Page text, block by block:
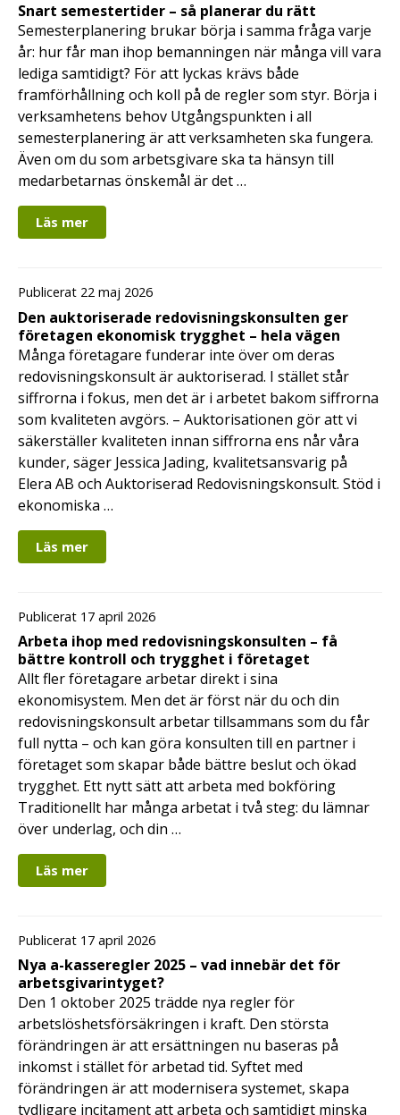
Snart semestertider – så planerar du rätt
Semesterplanering brukar börja i samma fråga varje
år: hur får man ihop bemanningen när många vill vara
lediga samtidigt? För att lyckas krävs både
framförhållning och koll på de regler som styr. Börja i
verksamhetens behov Utgångspunkten i all
semesterplanering är att verksamheten ska fungera.
Även om du som arbetsgivare ska ta hänsyn till
medarbetarnas önskemål är det …
Läs mer
Publicerat 22 maj 2026
Den auktoriserade redovisningskonsulten ger
företagen ekonomisk trygghet – hela vägen
Många företagare funderar inte över om deras
redovisningskonsult är auktoriserad. I stället står
siffrorna i fokus, men det är i arbetet bakom siffrorna
som kvaliteten avgörs. – Auktorisationen gör att vi
säkerställer kvaliteten innan siffrorna ens når våra
kunder, säger Jessica Jading, kvalitetsansvarig på
Elera AB och Auktoriserad Redovisningskonsult. Stöd i
ekonomiska …
Läs mer
Publicerat 17 april 2026
Arbeta ihop med redovisningskonsulten – få
bättre kontroll och trygghet i företaget
Allt fler företagare arbetar direkt i sina
ekonomisystem. Men det är först när du och din
redovisningskonsult arbetar tillsammans som du får
full nytta – och kan göra konsulten till en partner i
företaget som skapar både bättre beslut och ökad
trygghet. Ett nytt sätt att arbeta med bokföring
Traditionellt har många arbetat i två steg: du lämnar
över underlag, och din …
Läs mer
Publicerat 17 april 2026
Nya a-kasseregler 2025 – vad innebär det för
arbetsgivarintyget?
Den 1 oktober 2025 trädde nya regler för
arbetslöshetsförsäkringen i kraft. Den största
förändringen är att ersättningen nu baseras på
inkomst i stället för arbetad tid. Syftet med
förändringen är att modernisera systemet, skapa
tydligare incitament att arbeta och samtidigt minska